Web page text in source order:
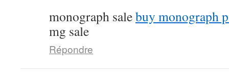
monograph salebuy monograph
mg sale
Répondre